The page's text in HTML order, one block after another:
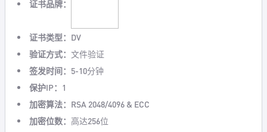
证书品牌：
证书类型： DV
验证方式： 文件验证
签发时间： 5-10分钟
保护IP： 1
加密算法： RSA 2048/4096 & ECC
加密位数： 高达256位